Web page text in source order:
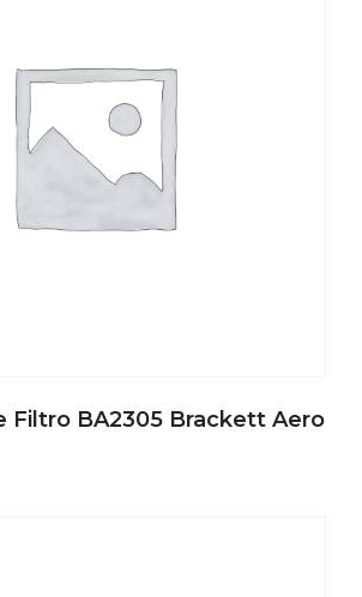
Filtro BA2305 Brackett Aero